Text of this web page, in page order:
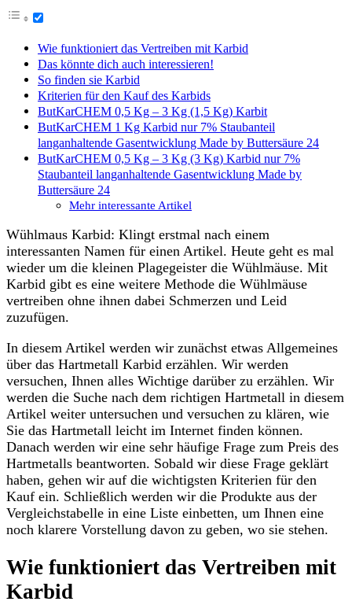
Wie funktioniert das Vertreiben mit Karbid
Das könnte dich auch interessieren!
So finden sie Karbid
Kriterien für den Kauf des Karbids
ButKarCHEM 0,5 Kg – 3 Kg (1,5 Kg) Karbit
ButKarCHEM 1 Kg Karbid nur 7% Staubanteil
langanhaltende Gasentwicklung Made by Buttersäure 24
ButKarCHEM 0,5 Kg – 3 Kg (3 Kg) Karbid nur 7%
Staubanteil langanhaltende Gasentwicklung Made by
Buttersäure 24
Mehr interessante Artikel
Wühlmaus Karbid: Klingt erstmal nach einem
interessanten Namen für einen Artikel. Heute geht es mal
wieder um die kleinen Plagegeister die Wühlmäuse. Mit
Karbid gibt es eine weitere Methode die Wühlmäuse
vertreiben ohne ihnen dabei Schmerzen und Leid
zuzufügen.
In diesem Artikel werden wir zunächst etwas Allgemeines
über das Hartmetall Karbid erzählen. Wir werden
versuchen, Ihnen alles Wichtige darüber zu erzählen. Wir
werden die Suche nach dem richtigen Hartmetall in diesem
Artikel weiter untersuchen und versuchen zu klären, wie
Sie das Hartmetall leicht im Internet finden können.
Danach werden wir eine sehr häufige Frage zum Preis des
Hartmetalls beantworten. Sobald wir diese Frage geklärt
haben, gehen wir auf die wichtigsten Kriterien für den
Kauf ein. Schließlich werden wir die Produkte aus der
Vergleichstabelle in eine Liste einbetten, um Ihnen eine
noch klarere Vorstellung davon zu geben, wo sie stehen.
Wie funktioniert das Vertreiben mit
Karbid